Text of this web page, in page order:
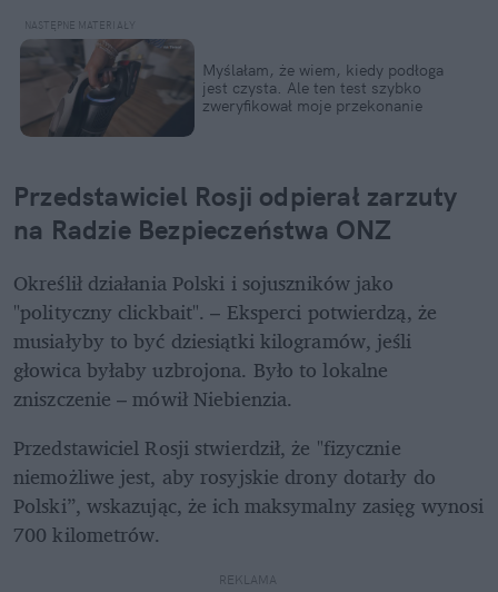
Myślałam, że wiem, kiedy podłoga
jest czysta. Ale ten test szybko
zweryfikował moje przekonanie
Przedstawiciel Rosji odpierał zarzuty
na Radzie Bezpieczeństwa ONZ
Określił działania Polski i sojuszników jako
"polityczny clickbait". – Eksperci potwierdzą, że
musiałyby to być dziesiątki kilogramów, jeśli
głowica byłaby uzbrojona. Było to lokalne
zniszczenie – mówił Niebienzia.
Przedstawiciel Rosji stwierdził, że "fizycznie
niemożliwe jest, aby rosyjskie drony dotarły do
Polski”, wskazując, że ich maksymalny zasięg wynosi
700 kilometrów.
REKLAMA